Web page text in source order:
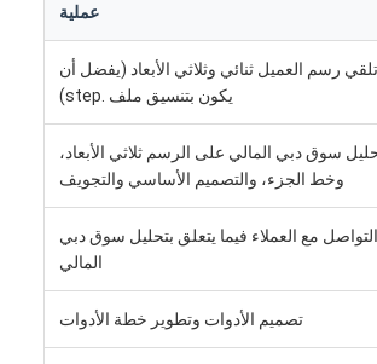
عملية
تلقي رسم العميل ثنائي وثلاثي الأبعاد (يفضل أن
يكون بتنسيق ملف .step)
سوق دبي المالي على الرسم ثلاثي الأبعاد،
وخط الجزء، والتصميم الأساسي والتجويف
التواصل مع العملاء فيما يتعلق بتحليل سوق دبي
المالي
تصميم الأدوات وتطوير خطة الأدوات